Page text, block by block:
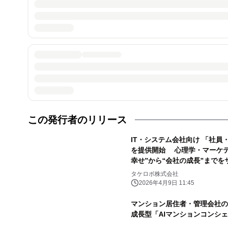
この発行者のリリース
IT・システム会社向け 「社員
を提供開始 心理学・マーケ
幸せ”から“会社の成長”までを
タケロボ株式会社
2026年4月9日 11:45
マンション居住者・管理会
成長型「AIマンションコンシ